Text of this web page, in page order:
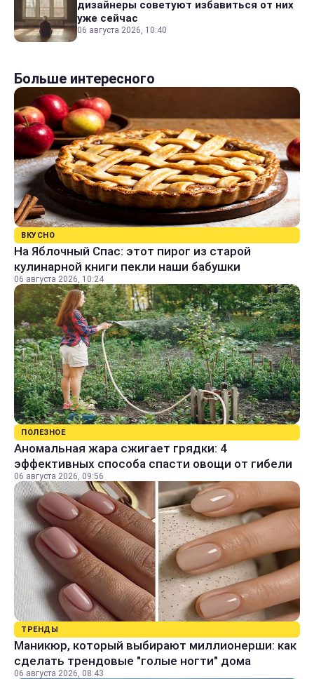
дизайнеры советуют избавиться от них
уже сейчас
06 августа 2026, 10:40
Больше интересного
ВКУСНО
На Яблочный Спас: этот пирог из старой
кулинарной книги пекли наши бабушки
06 августа 2026, 10:24
ПОЛЕЗНОЕ
Аномальная жара сжигает грядки: 4
эффективных способа спасти овощи от гибели
06 августа 2026, 09:56
ТРЕНДЫ
Маникюр, который выбирают миллионерши: как
сделать трендовые "голые ногти" дома
06 августа 2026, 08:43